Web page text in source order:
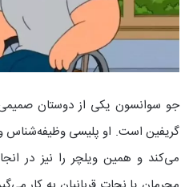
جو سوانسون یکی از دوستان
گریفین است. او پلیسی وظیفه‌شناس
می‌کند و همین ویلچر را نیز در